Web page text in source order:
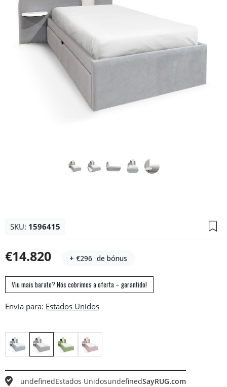
SKU: 1596415
€14.820 + €296 de bónus
Viu mais barato? Nós cobrimos a oferta – garantido!
Envia para:
undefinedEstados UnidosundefinedSayRUG.com